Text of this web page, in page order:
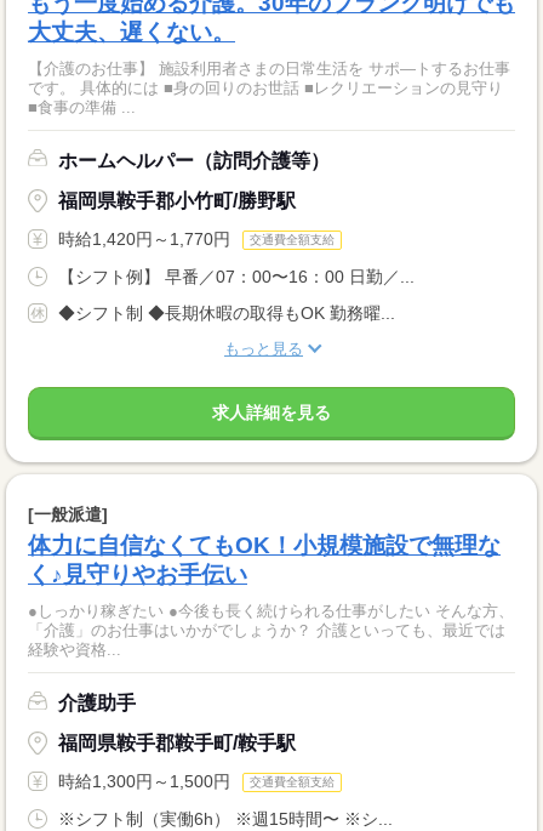
大丈夫、遅くない。
【介護のお仕事】 施設利用者さまの日常生活を サポ―トするお仕事
です。 具体的には ■身の回りのお世話 ■レクリエーションの見守り
■食事の準備 ...
ホームヘルパー（訪問介護等）
福岡県鞍手郡小竹町/勝野駅
時給1,420円～1,770円 交通費全額支給
【シフト例】 早番／07：00〜16：00 日勤／...
◆シフト制 ◆長期休暇の取得もOK 勤務曜...
もっと見る
求人詳細を見る
[一般派遣]
体力に自信なくてもOK！小規模施設で無理な
く♪見守りやお手伝い
●しっかり稼ぎたい ●今後も長く続けられる仕事がしたい そんな方、
「介護」のお仕事はいかがでしょうか？ 介護といっても、最近では
経験や資格...
介護助手
福岡県鞍手郡鞍手町/鞍手駅
時給1,300円～1,500円 交通費全額支給
※シフト制（実働6h） ※週15時間〜 ※シ...